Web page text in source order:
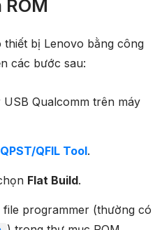
bị Lenovo bằng công
các bước sau:
Qualcomm trên máy
QPST/QFIL Tool.
Flat Build.
programmer (thường có